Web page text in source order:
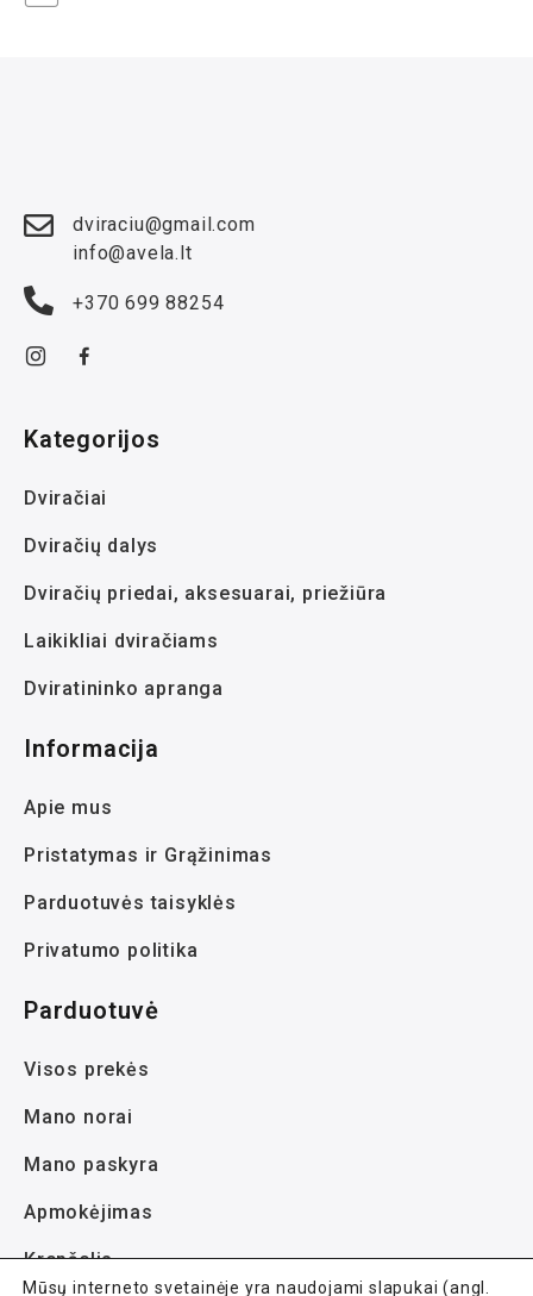
dviraciu@gmail.com
info@avela.lt
+370 699 88254
Kategorijos
Dviračiai
Dviračių dalys
Dviračių priedai, aksesuarai, priežiūra
Laikikliai dviračiams
Dviratininko apranga
Informacija
Apie mus
Pristatymas ir Grąžinimas
Parduotuvės taisyklės
Privatumo politika
Parduotuvė
Visos prekės
Mano norai
Mano paskyra
Apmokėjimas
Krepšelis
Mūsų interneto svetainėje yra naudojami slapukai (angl.